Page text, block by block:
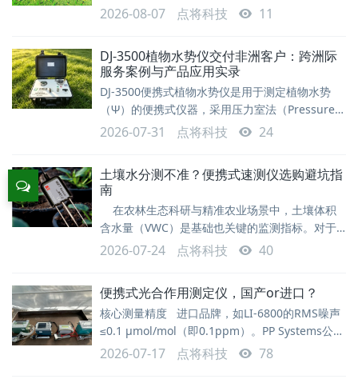
"https://schema.org", "@type": "TechArticle",
"headline": "土壤多参数观测系统怎么选？2026
2026-08-07 点将科技 11
DJ-3500植物水势仪交付非洲客户：跨洲际
服务案例与产品应用实录
DJ-3500便携式植物水势仪是用于测定植物水势
（Ψ）的便携式仪器，采用压力室法（Pressure
Chamber）原理，广泛应用于植物生理学、生态
学、农学、林学及牧草研究等领域。据《中国植物
植物水势测量的主流方法，全球超过78%的相关科
研文献采用该技术路线。2026年7月，点将科技自
主研发的DJ-3500便携式植物水势仪成功交付非洲
客户。客户在产品验
2026-07-31 点将科技 24
土壤水分测不准？便携式速测仪选购避坑指
南
在农林生态科研与精准农业场景中，土壤体积
含水量（VWC）是基础也关键的监测指标。对于
多点位快速普查、田间墒情监测等野外作业场景，
一款合适的便携式土壤水分速测仪必不可少。面对
品，如何选择适合需求的设备？本文梳理了四款主
流便携式土壤水分速测仪的核心特点与选型建议，
供参考交流。一、核心参数对比对比维度
TDR350/150WET1
2026-07-24 点将科技 40
便携式光合作用测定仪，国产or进口？
核心测量精度 进口品牌，如LI-6800的RMS噪声
≤0.1 μmol/mol（即0.1ppm）。PP Systems公司
的CIRAS系列采用“自动调零”技术，保证了长期测
量的稳定性。这两个品牌都行业标杆，也是国内进
2026-07-17 点将科技 78